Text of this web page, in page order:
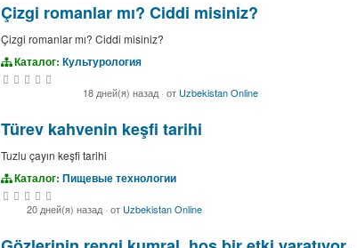
Çizgi romanlar mı? Ciddi misiniz?
Çizgi romanlar mı? Ciddi misiniz?
Каталог: Культурология
18 дней(я) назад · от Uzbekistan Online
Türev kahvenin keşfi tarihi
Tuzlu çayın keşfi tarihi
Каталог: Пищевые технологии
20 дней(я) назад · от Uzbekistan Online